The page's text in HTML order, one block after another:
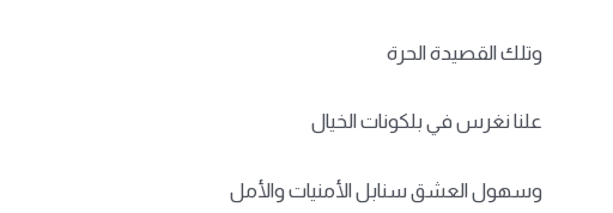
وتلك القصيدة الحرة
علنا نغرس في بلكونات الخيال
وسهول العشق سنابل الأمنيات والأمل